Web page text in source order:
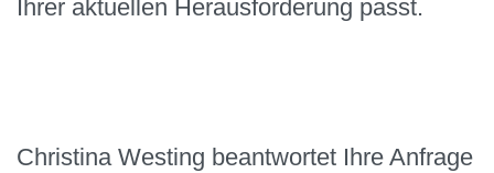
Ihrer aktuellen Herausforderung passt.
Christina Westing beantwortet Ihre Anfrage